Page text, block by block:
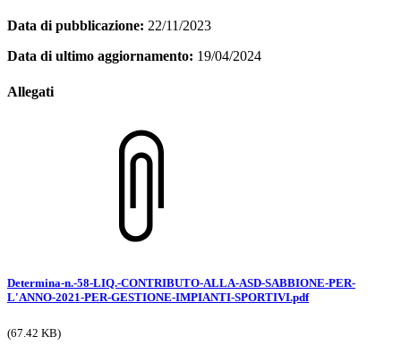
Data di pubblicazione: 22/11/2023
Data di ultimo aggiornamento: 19/04/2024
Allegati
Determina-n.-58-LIQ.-CONTRIBUTO-ALLA-ASD-SABBIONE-PER-
L'ANNO-2021-PER-GESTIONE-IMPIANTI-SPORTIVI.pdf
(67.42 KB)